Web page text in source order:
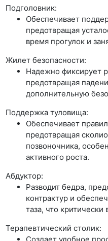
Подголовник:
Обеспечивает
предотвращая
время прогулок и
Жилет безопасности:
Надежно фиксирует
предотвращая
дополнительную
Поддержка туловища:
Обеспечивает
предотвращая
позвоночника,
активного роста.
Абдуктор:
Разводит бедра,
контрактур и
таза, что
Терапевтический столик: